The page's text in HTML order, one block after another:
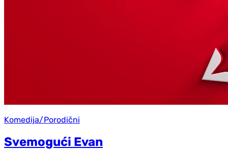
Komedija/Porodični
Svemogući Evan